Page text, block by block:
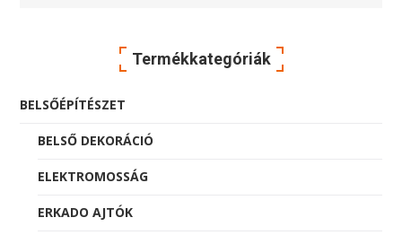
következőre:
Termékkategóriák
BELSŐÉPÍTÉSZET
BELSŐ DEKORÁCIÓ
ELEKTROMOSSÁG
ERKADO AJTÓK